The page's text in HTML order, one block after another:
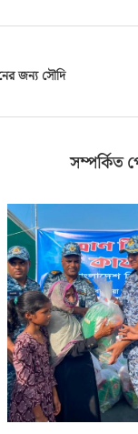
জন্য সৌদি
সম্পর্কিত